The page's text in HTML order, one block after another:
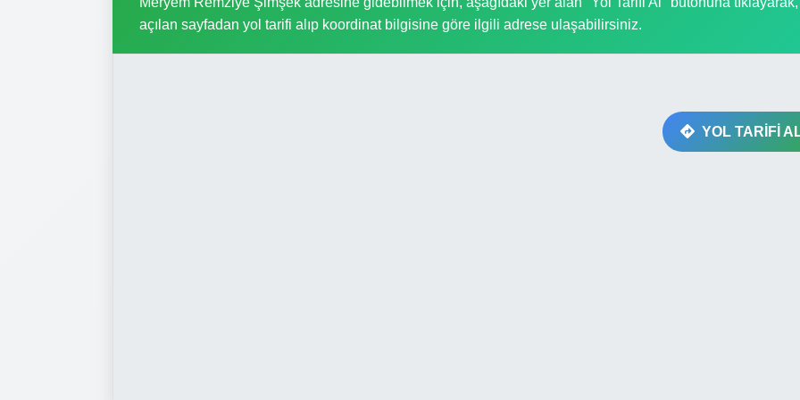
açılan sayfadan yol tarifi alıp koordinat bilgisine göre ilgili adrese ulaşabilirsiniz.
YOL TARİFİ